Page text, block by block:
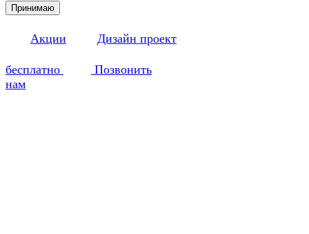
Принимаю
Акции Дизайн проект
бесплатно
Позвонить
нам